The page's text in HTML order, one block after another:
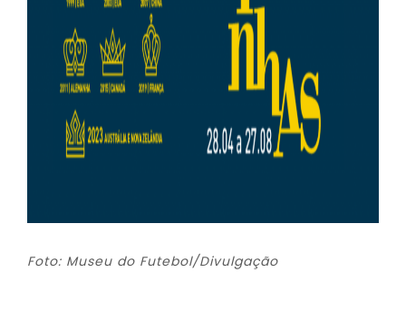
Foto: Museu do Futebol/Divulgação